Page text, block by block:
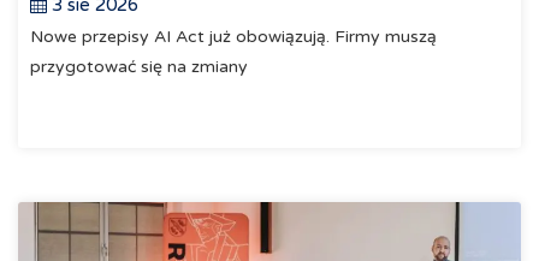
3 sie 2026
Nowe przepisy AI Act już obowiązują. Firmy muszą
przygotować się na zmiany